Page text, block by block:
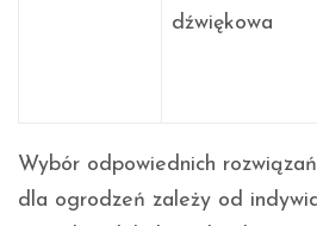
dźwiękowa
Wybór odpowiednich
dla ogrodzeń zależy od